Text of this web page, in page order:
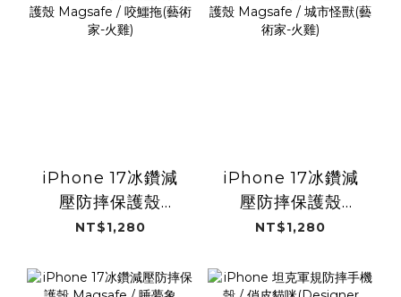
iPhone 17冰鑽減
壓防摔保護殼
Magsafe / 咬鱷拖
NT$1,280
iPhone 17冰鑽減
壓防摔保護殼
Magsafe / 城市怪
NT$1,280